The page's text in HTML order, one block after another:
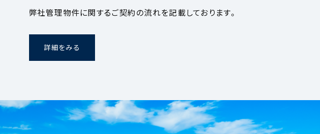
弊社管理物件に関するご契約の流れを記載しております。
詳細をみる